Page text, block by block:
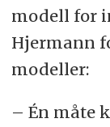
modell for
Hjermann
modeller:
– Én måte